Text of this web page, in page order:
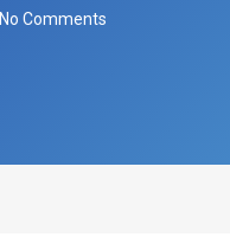
No Comments